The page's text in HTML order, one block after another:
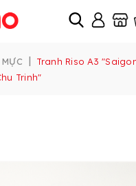
|
Tranh Riso A3
Trinh"